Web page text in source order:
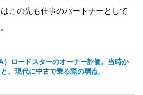
この先も仕事のパートナーとして
）ロードスターのオーナー評価。当時か
、現代に中古で乗る際の弱点。